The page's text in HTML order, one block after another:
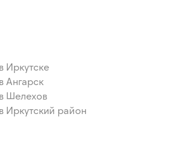
Иркутске
Ангарск
Шелехов
Иркутский район